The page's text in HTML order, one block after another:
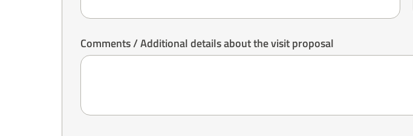
Comments / Additional details about the visit proposal